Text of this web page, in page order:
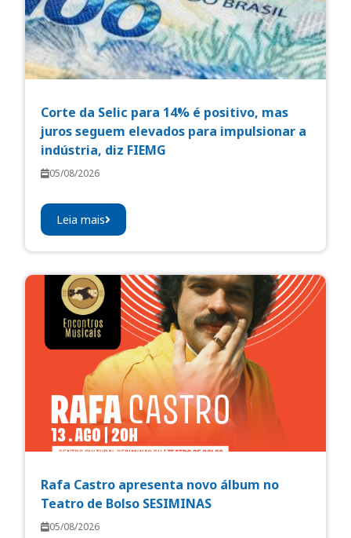
Corte da Selic para 14% é positivo, mas
juros seguem elevados para impulsionar a
indústria, diz FIEMG
05/08/2026
Leia mais
Rafa Castro apresenta novo álbum no
Teatro de Bolso SESIMINAS
05/08/2026